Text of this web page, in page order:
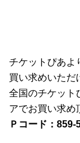
チケットぴあよ
買い求めいただ
全国のチケット
アでお買い求め
Ｐコード：859-